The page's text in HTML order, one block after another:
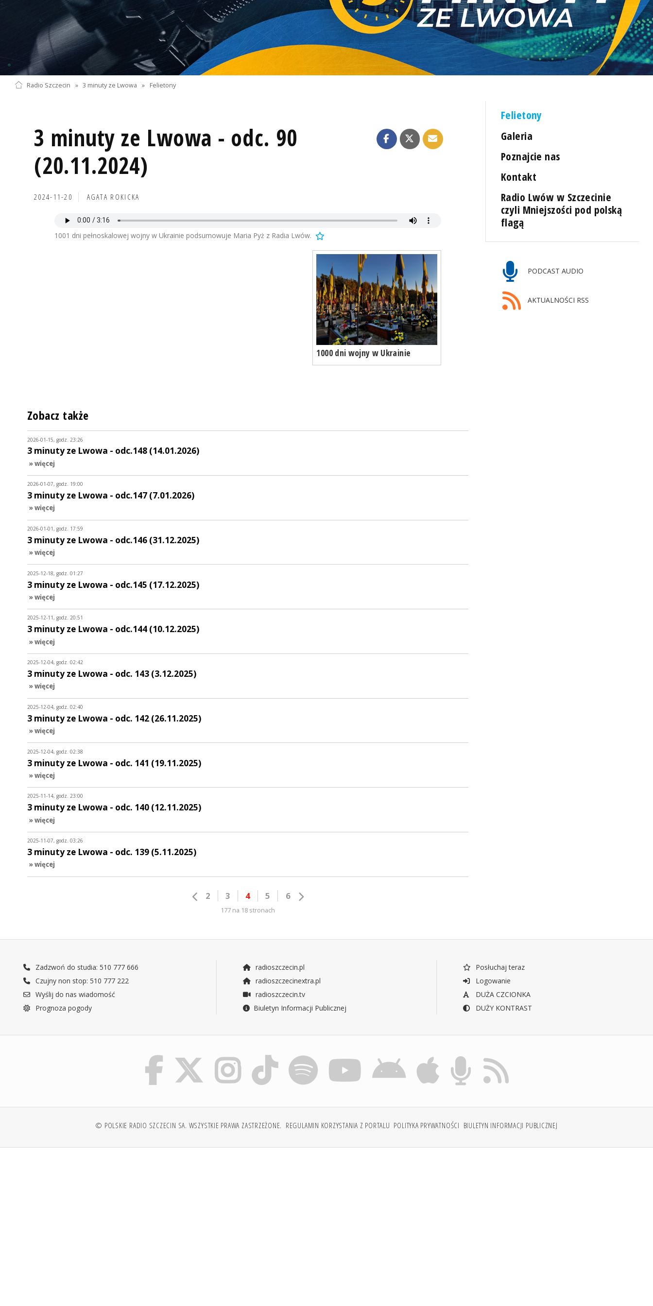
Radio Szczecin » 3 minuty ze Lwowa » Felietony
3 minuty ze Lwowa - odc. 90
(20.11.2024)
2024-11-20 AGATA ROKICKA
1001 dni pełnoskalowej wojny w Ukrainie podsumowuje Maria Pyż z Radia Lwów.
1000 dni wojny w Ukrainie
Felietony
Galeria
Poznajcie nas
Kontakt
Radio Lwów w Szczecinie
czyli Mniejszości pod polską
flagą
PODCAST AUDIO
AKTUALNOŚCI RSS
Zobacz także
2026-01-15, godz. 23:26
3 minuty ze Lwowa - odc.148 (14.01.2026)
» więcej
2026-01-07, godz. 19:00
3 minuty ze Lwowa - odc.147 (7.01.2026)
» więcej
2026-01-01, godz. 17:59
3 minuty ze Lwowa - odc.146 (31.12.2025)
» więcej
2025-12-18, godz. 01:27
3 minuty ze Lwowa - odc.145 (17.12.2025)
» więcej
2025-12-11, godz. 20:51
3 minuty ze Lwowa - odc.144 (10.12.2025)
» więcej
2025-12-04, godz. 02:42
3 minuty ze Lwowa - odc. 143 (3.12.2025)
» więcej
2025-12-04, godz. 02:40
3 minuty ze Lwowa - odc. 142 (26.11.2025)
» więcej
2025-12-04, godz. 02:38
3 minuty ze Lwowa - odc. 141 (19.11.2025)
» więcej
2025-11-14, godz. 23:00
3 minuty ze Lwowa - odc. 140 (12.11.2025)
» więcej
2025-11-07, godz. 03:26
3 minuty ze Lwowa - odc. 139 (5.11.2025)
» więcej
2 3 4 5 6
177 na 18 stronach
Zadzwoń do studia: 510 777 666
Czujny non stop: 510 777 222
Wyślij do nas wiadomość
Prognoza pogody
radioszczecin.pl
radioszczecinextra.pl
radioszczecin.tv
Biuletyn Informacji Publicznej
Posłuchaj teraz
Logowanie
DUŻA CZCIONKA
DUŻY KONTRAST
© POLSKIE RADIO SZCZECIN SA. WSZYSTKIE PRAWA ZASTRZEŻONE. REGULAMIN KORZYSTANIA Z PORTALU POLITYKA PRYWATNOŚCI BIULETYN INFORMACJI PUBLICZNEJ